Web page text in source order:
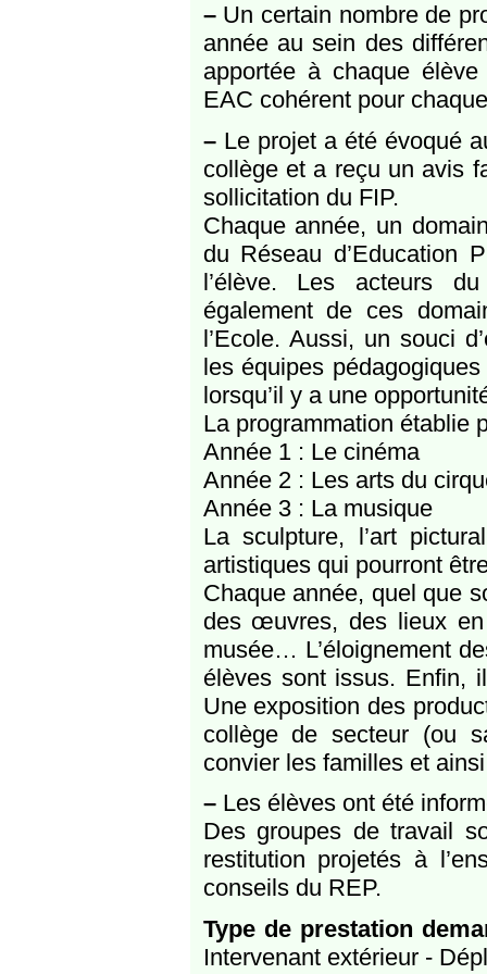
–Un certain nombre de
année au sein des
apportée à chaque
EAC cohérent pour
–Le projet a été évoqué
collège et a reçu un avis
sollicitation du FIP.
Chaque année, un
du Réseau d’Education
l’élève. Les acteurs
également de ces
l’Ecole. Aussi, un souci
les équipes
lorsqu’il y a une
La programmation établie
Année 1 : Le cinéma
Année 2 : Les arts du
Année 3 : La musique
La sculpture, l’art
artistiques qui pourront
Chaque année, quel que
des œuvres, des lieux
musée… L’éloignement
élèves sont issus. Enfin,
Une exposition des
collège de secteur (ou
convier les familles et
–Les élèves ont été
Des groupes de travail
restitution projetés à
conseils du REP.
Type de prestation
Intervenant extérieur -